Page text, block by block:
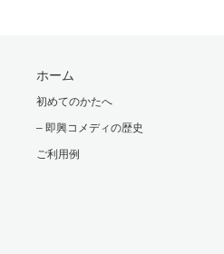
ホーム
初めてのかたへ
– 即興コメディの歴史
ご利用例